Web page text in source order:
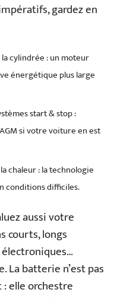
gardez en
cylindrée : un moteur
énergétique plus large
start & stop :
si votre voiture en est
chaleur : la technologie
conditions difficiles.
aussi votre
courts, longs
électroniques…
La batterie n’est pas
elle orchestre